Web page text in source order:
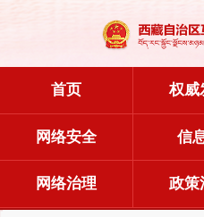
首页 权威
网络安全 信
网络治理 政策